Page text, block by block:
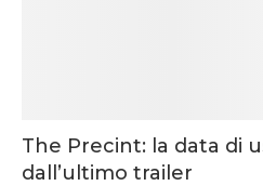
The Precint: la data di
dall’ultimo trailer